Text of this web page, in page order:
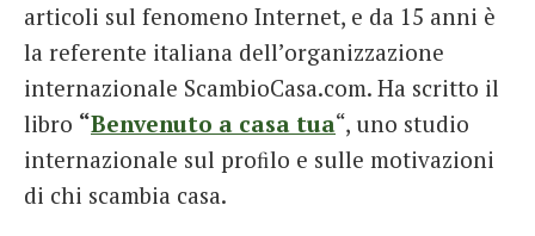
articoli sul fenomeno Internet, e da 15 anni è
la referente italiana dell’organizzazione
internazionale ScambioCasa.com. Ha scritto il
libro “Benvenuto a casa tua“, uno studio
internazionale sul proﬁlo e sulle motivazioni
di chi scambia casa.